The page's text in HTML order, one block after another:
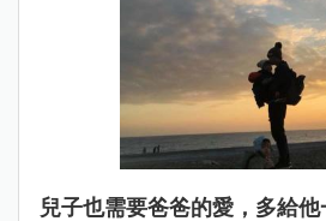
兒子也需要爸爸的愛，多給